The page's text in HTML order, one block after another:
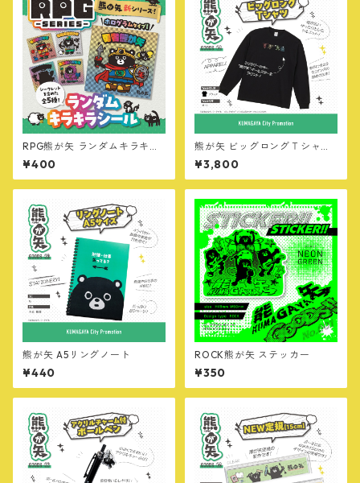
RPG熊が矢 ランダムキラキラ
シール
¥400
熊が矢 ビッグロングＴシャツ
【オールスター・MILITARY v
er】
¥3,800
熊が矢 A5リングノート
¥440
ROCK熊が矢 ステッカー
¥350